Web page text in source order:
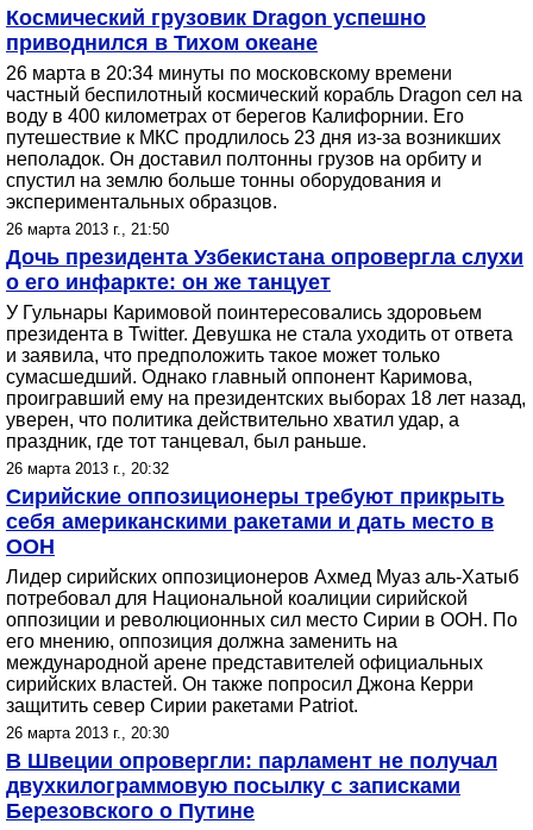
Космический грузовик Dragon успешно
приводнился в Тихом океане
26 марта в 20:34 минуты по московскому времени
частный беспилотный космический корабль Dragon сел на
воду в 400 километрах от берегов Калифорнии. Его
путешествие к МКС продлилось 23 дня из-за возникших
неполадок. Он доставил полтонны грузов на орбиту и
спустил на землю больше тонны оборудования и
экспериментальных образцов.
26 марта 2013 г., 21:50
Дочь президента Узбекистана опровергла слухи
о его инфаркте: он же танцует
У Гульнары Каримовой поинтересовались здоровьем
президента в Twitter. Девушка не стала уходить от ответа
и заявила, что предположить такое может только
сумасшедший. Однако главный оппонент Каримова,
проигравший ему на президентских выборах 18 лет назад,
уверен, что политика действительно хватил удар, а
праздник, где тот танцевал, был раньше.
26 марта 2013 г., 20:32
Сирийские оппозиционеры требуют прикрыть
себя американскими ракетами и дать место в
ООН
Лидер сирийских оппозиционеров Ахмед Муаз аль-Хатыб
потребовал для Национальной коалиции сирийской
оппозиции и революционных сил место Сирии в ООН. По
его мнению, оппозиция должна заменить на
международной арене представителей официальных
сирийских властей. Он также попросил Джона Керри
защитить север Сирии ракетами Patriot.
26 марта 2013 г., 20:30
В Швеции опровергли: парламент не получал
двухкилограммовую посылку с записками
Березовского о Путине